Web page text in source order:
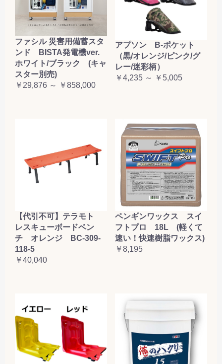
ファシル 災害用備蓄スタ
ンド BISTA発電機ver.
ホワイト/ブラック (キャ
スター別売)
￥29,876 ～ ￥858,000
アプソン B-ポケット
（黒/オレンジ/ピンク/グ
レー/迷彩柄）
￥4,235 ～ ￥5,005
【代引不可】テラモト
レスキューボードベン
チ オレンジ BC-309-
118-5
￥40,040
ペンギンワックス スイ
フトプロ 18L (軽くて
速い！快速樹脂ワックス)
￥8,195